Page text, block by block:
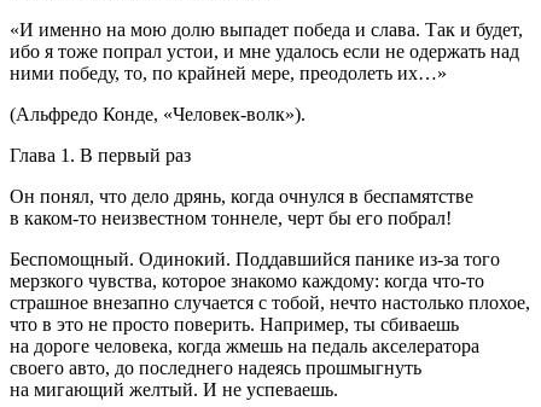
«И именно на мою долю выпадет победа и слава. Так и будет,
ибо я тоже попрал устои, и мне удалось если не одержать над
ними победу, то, по крайней мере, преодолеть их…»
(Альфредо Конде, «Человек-волк»).
Глава 1. В первый раз
Он понял, что дело дрянь, когда очнулся в беспамятстве
в каком-то неизвестном тоннеле, черт бы его побрал!
Беспомощный. Одинокий. Поддавшийся панике из-за того
мерзкого чувства, которое знакомо каждому: когда что-то
страшное внезапно случается с тобой, нечто настолько плохое,
что в это не просто поверить. Например, ты сбиваешь
на дороге человека, когда жмешь на педаль акселератора
своего авто, до последнего надеясь прошмыгнуть
на мигающий желтый. И не успеваешь.